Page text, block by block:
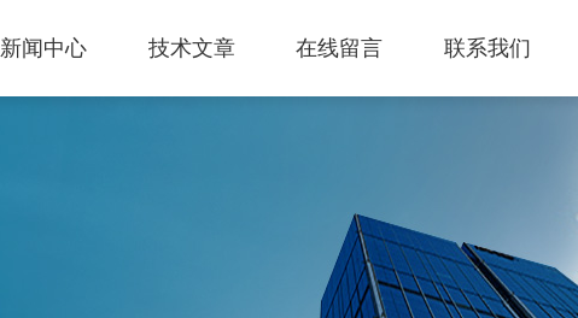
新闻中心 技术文章 在线留言 联系我们